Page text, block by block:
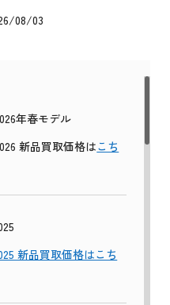
08/03
年春モデル
新品買取価格はこち
新品買取価格はこち